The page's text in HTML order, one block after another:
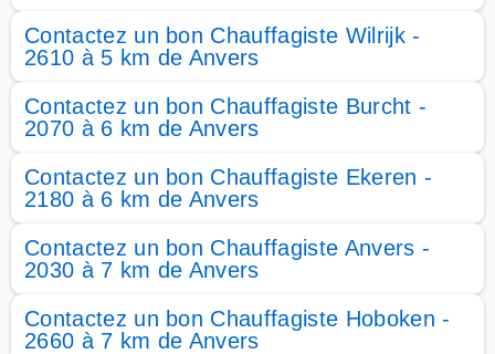
Contactez un bon Chauffagiste Wilrijk -
2610 à 5 km de Anvers
Contactez un bon Chauffagiste Burcht -
2070 à 6 km de Anvers
Contactez un bon Chauffagiste Ekeren -
2180 à 6 km de Anvers
Contactez un bon Chauffagiste Anvers -
2030 à 7 km de Anvers
Contactez un bon Chauffagiste Hoboken -
2660 à 7 km de Anvers